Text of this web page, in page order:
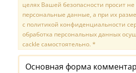
целях Вашей безопасности просит
персональные данные, а при их
с политикой конфиденциальности
обработка персональных данных
cackle самостоятельно. *
Основная форма